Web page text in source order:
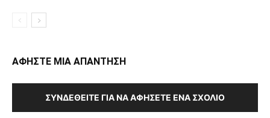
ΑΦΗΣΤΕ ΜΙΑ ΑΠΑΝΤΗΣΗ
ΣΥΝΔΕΘΕΊΤΕ ΓΙΑ ΝΑ ΑΦΉΣΕΤΕ ΈΝΑ ΣΧΌΛΙΟ